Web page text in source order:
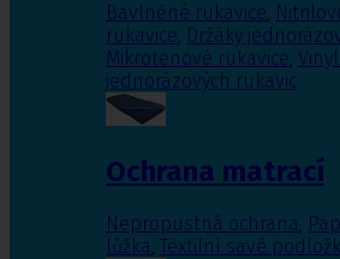
Bavlněné rukavice,
rukavice, Držáky
Mikrotenové rukavice,
jednorázových rukavic
Ochrana matrací
Nepropustná ochrana,
lůžka, Textilní savé